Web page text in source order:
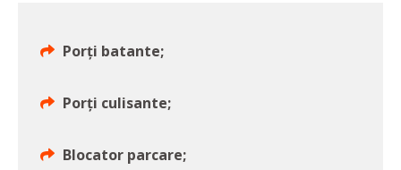
Porți batante;
Porți culisante;
Blocator parcare;